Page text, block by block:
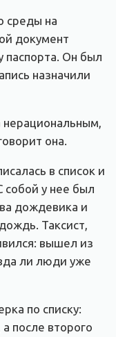
среды на
документ
паспорта. Он был
назначили
она.
в список и
собой у нее был
дождевика и
Таксист,
вышел из
ли люди уже
по списку:
после второго